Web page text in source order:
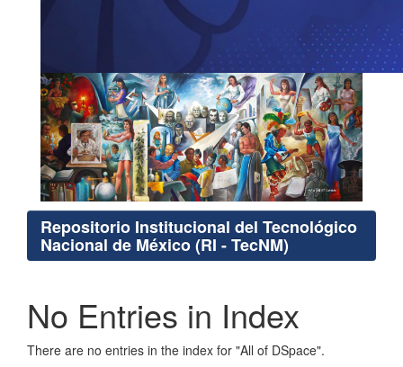
Repositorio Institucional del Tecnológico
Nacional de México (RI - TecNM)
No Entries in Index
There are no entries in the index for "All of DSpace".